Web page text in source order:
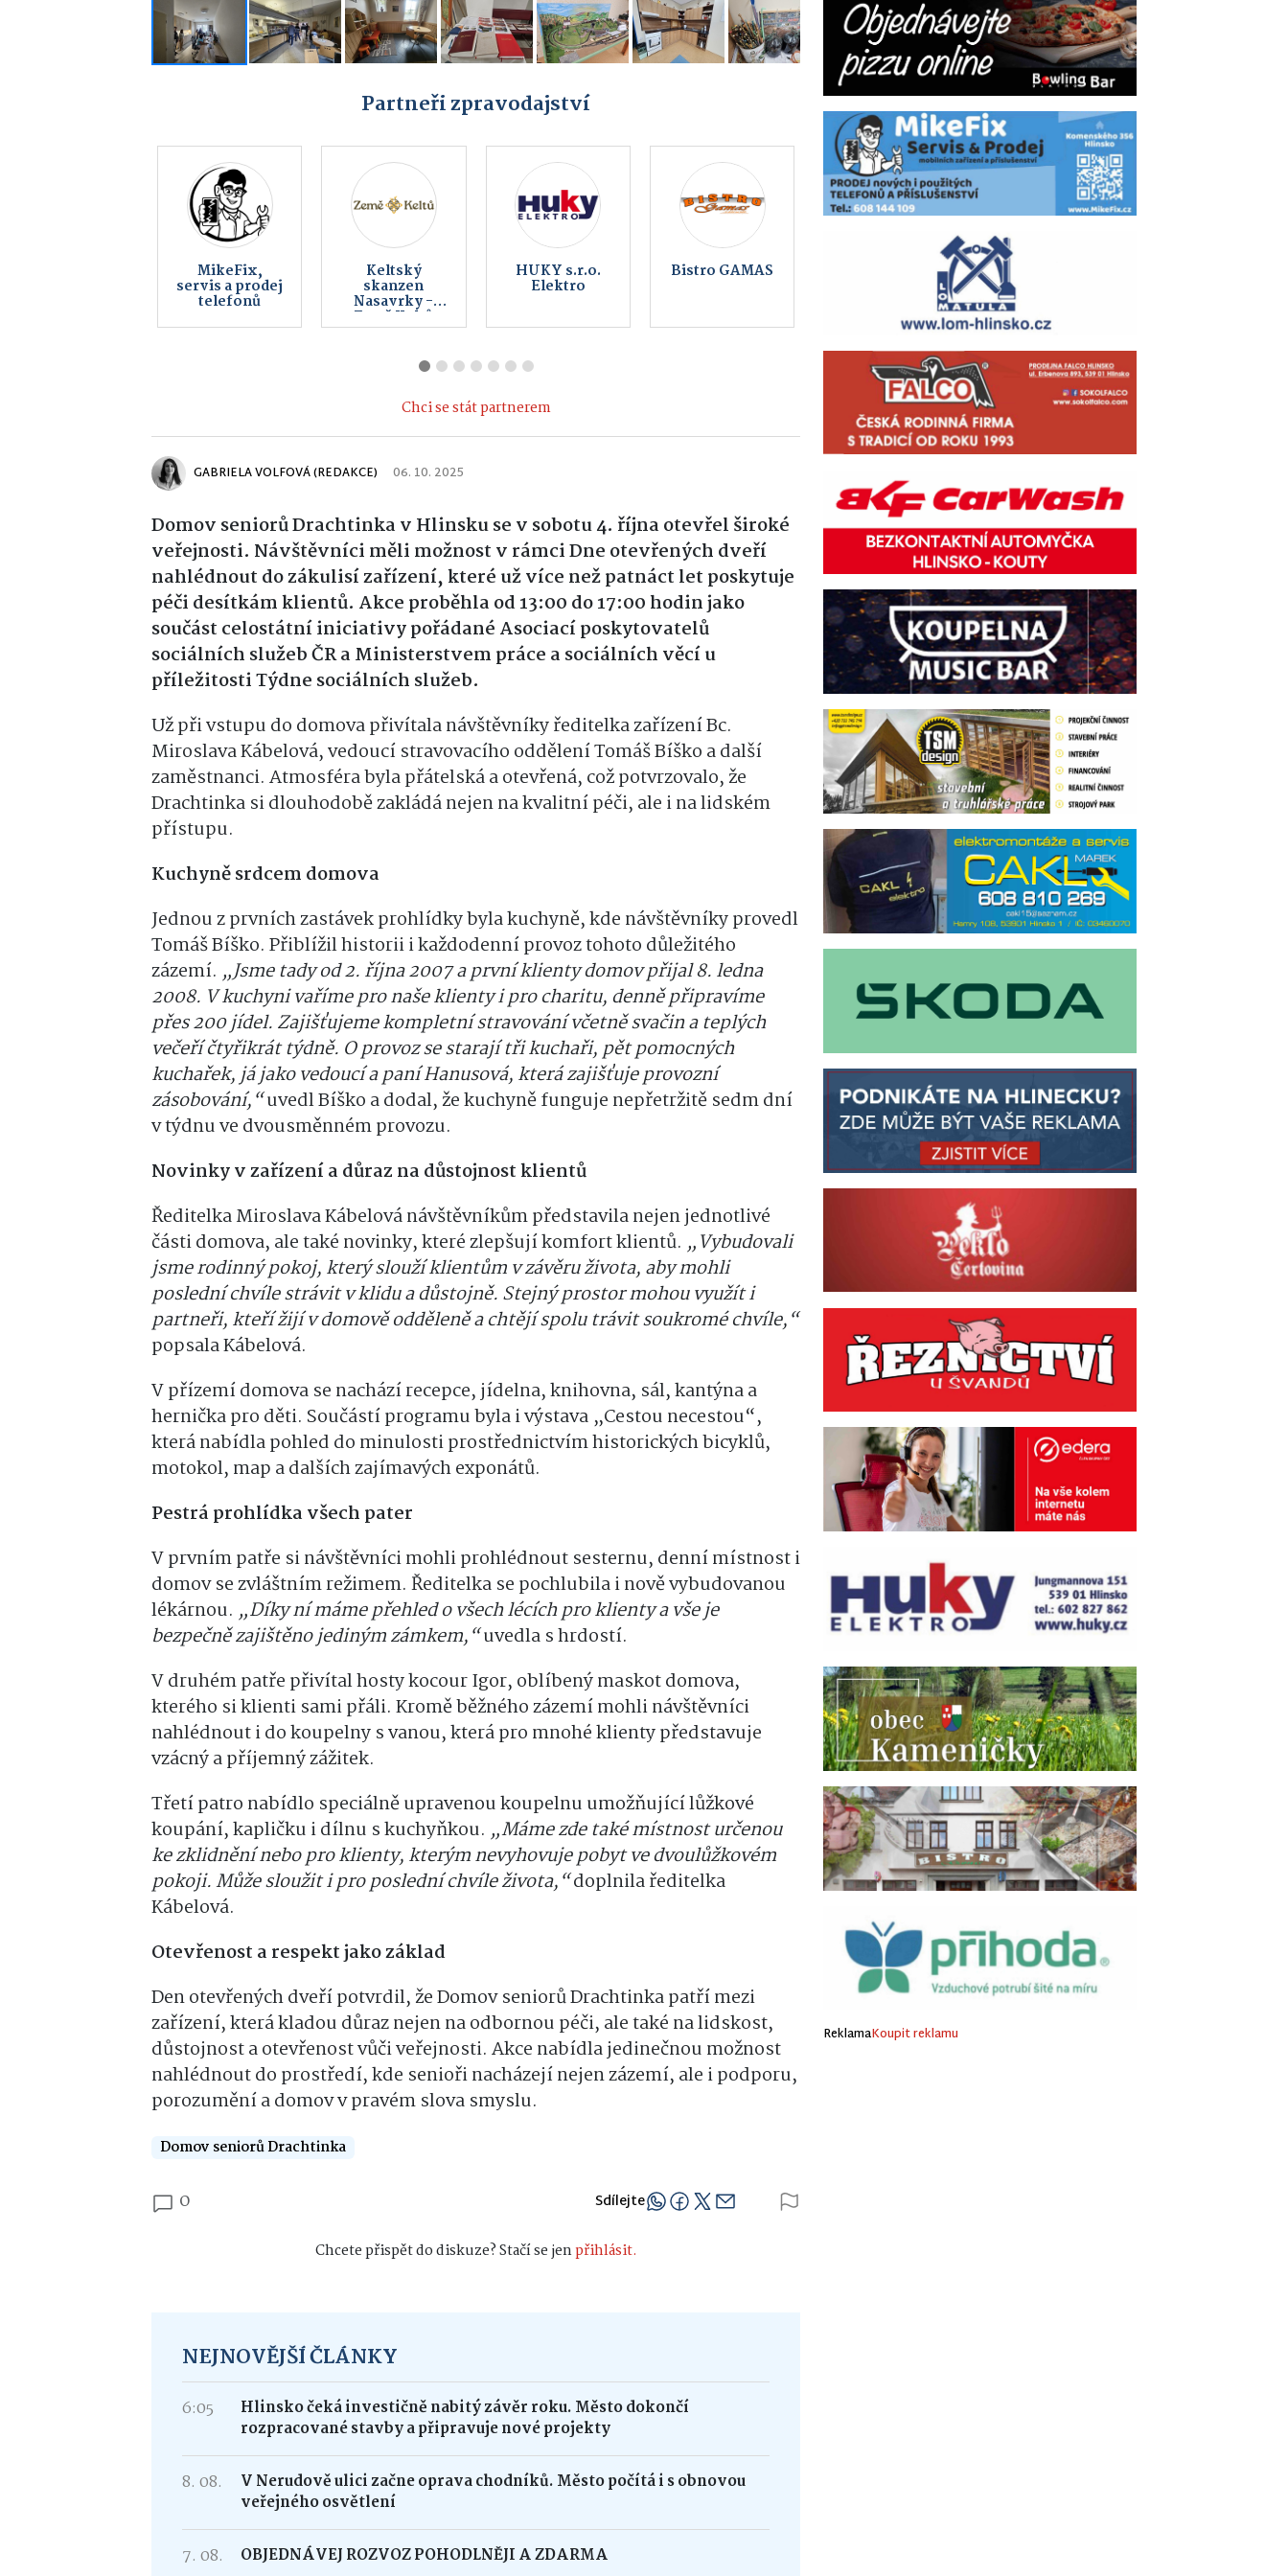
Partneři zpravodajství
Bowling Bar
Blatno
BOHEMIA
COMPUTERS -
počítače,
notebooky,
telefony,
Obec
Kameničky
BEZKONTAKTNÍ
Chci se stát partnerem
GABRIELA VOLFOVÁ (REDAKCE) 06. 10. 2025
Domov seniorů Drachtinka v Hlinsku se v sobotu 4. října otevřel široké
veřejnosti. Návštěvníci měli možnost v rámci Dne otevřených dveří
nahlédnout do zákulisí zařízení, které už více než patnáct let poskytuje
péči desítkám klientů. Akce proběhla od 13:00 do 17:00 hodin jako
součást celostátní iniciativy pořádané Asociací poskytovatelů
sociálních služeb ČR a Ministerstvem práce a sociálních věcí u
příležitosti Týdne sociálních služeb.
Už při vstupu do domova přivítala návštěvníky ředitelka zařízení Bc.
Miroslava Kábelová, vedoucí stravovacího oddělení Tomáš Bíško a další
zaměstnanci. Atmosféra byla přátelská a otevřená, což potvrzovalo, že
Drachtinka si dlouhodobě zakládá nejen na kvalitní péči, ale i na lidském
přístupu.
Kuchyně srdcem domova
Jednou z prvních zastávek prohlídky byla kuchyně, kde návštěvníky provedl
Tomáš Bíško. Přiblížil historii i každodenní provoz tohoto důležitého
zázemí. „Jsme tady od 2. října 2007 a první klienty domov přijal 8. ledna
2008. V kuchyni vaříme pro naše klienty i pro charitu, denně připravíme
přes 200 jídel. Zajišťujeme kompletní stravování včetně svačin a teplých
večeří čtyřikrát týdně. O provoz se starají tři kuchaři, pět pomocných
kuchařek, já jako vedoucí a paní Hanusová, která zajišťuje provozní
zásobování,“uvedl Bíško a dodal, že kuchyně funguje nepřetržitě sedm dní
v týdnu ve dvousměnném provozu.
Novinky v zařízení a důraz na důstojnost klientů
Ředitelka Miroslava Kábelová návštěvníkům představila nejen jednotlivé
části domova, ale také novinky, které zlepšují komfort klientů. „Vybudovali
jsme rodinný pokoj, který slouží klientům v závěru života, aby mohli
poslední chvíle strávit v klidu a důstojně. Stejný prostor mohou využít i
partneři, kteří žijí v domově odděleně a chtějí spolu trávit soukromé chvíle,“
popsala Kábelová.
V přízemí domova se nachází recepce, jídelna, knihovna, sál, kantýna a
hernička pro děti. Součástí programu byla i výstava „Cestou necestou“,
která nabídla pohled do minulosti prostřednictvím historických bicyklů,
motokol, map a dalších zajímavých exponátů.
Pestrá prohlídka všech pater
V prvním patře si návštěvníci mohli prohlédnout sesternu, denní místnost i
domov se zvláštním režimem. Ředitelka se pochlubila i nově vybudovanou
lékárnou. „Díky ní máme přehled o všech lécích pro klienty a vše je
bezpečně zajištěno jediným zámkem,“uvedla s hrdostí.
V druhém patře přivítal hosty kocour Igor, oblíbený maskot domova,
kterého si klienti sami přáli. Kromě běžného zázemí mohli návštěvníci
nahlédnout i do koupelny s vanou, která pro mnohé klienty představuje
vzácný a příjemný zážitek.
Třetí patro nabídlo speciálně upravenou koupelnu umožňující lůžkové
koupání, kapličku i dílnu s kuchyňkou. „Máme zde také místnost určenou
ke zklidnění nebo pro klienty, kterým nevyhovuje pobyt ve dvoulůžkovém
pokoji. Může sloužit i pro poslední chvíle života,“doplnila ředitelka
Kábelová.
Otevřenost a respekt jako základ
Den otevřených dveří potvrdil, že Domov seniorů Drachtinka patří mezi
zařízení, která kladou důraz nejen na odbornou péči, ale také na lidskost,
důstojnost a otevřenost vůči veřejnosti. Akce nabídla jedinečnou možnost
nahlédnout do prostředí, kde senioři nacházejí nejen zázemí, ale i podporu,
porozumění a domov v pravém slova smyslu.
Domov seniorů Drachtinka
0 Sdílejte
Chcete přispět do diskuze? Stačí se jenpřihlásit.
NEJNOVĚJŠÍ ČLÁNKY
6:05
Hlinsko čeká investičně nabitý závěr roku. Město dokončí
rozpracované stavby a připravuje nové projekty
8. 08.
V Nerudově ulici začne oprava chodníků. Město počítá i s obnovou
veřejného osvětlení
7. 08. OBJEDNÁVEJ ROZVOZ POHODLNĚJI A ZDARMA
ReklamaKoupit reklamu